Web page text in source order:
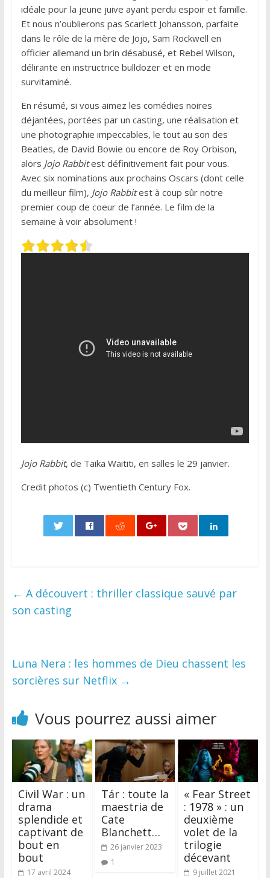
idéale pour la jeune juive ayant perdu espoir et famille.
Et nous n’oublierons pas Scarlett Johansson, parfaite
dans le rôle de la mère de Jojo, Sam Rockwell en
officier allemand un brin désabusé, et Rebel Wilson,
délirante en instructrice bulldozer et en mode
survitaminé.
En résumé, si vous aimez les comédies noires
déjantées, portées par un casting, une réalisation et
une photographie impeccables, le tout au son des
Beatles, de David Bowie ou encore de Roy Orbison,
alors Jojo Rabbitest définitivement fait pour vous.
Avec six nominations aux prochains Oscars (dont celle
du meilleur film), Jojo Rabbitest à coup sûr notre
premier coup de coeur de l’année. Le film de la
semaine à voir absolument !
Jojo Rabbit, de Taika Waititi, en salles le 29 janvier.
Credit photos (c) Twentieth Century Fox.
← A découvert : thriller classique sauvé par
son casting
Luna Nera : les hommes de Dieu chassent les
sorcières sur Netflix →
Vous pourrez aussi aimer
Civil War : un
drama
splendide et
captivant de
bout en
bout
17 avril 2024
Tár : toute la
maestria de
Cate
Blanchett…
26 janvier 2023
1
« Fear Street
: 1978 » : un
deuxième
volet de la
trilogie
décevant
9 juillet 2021